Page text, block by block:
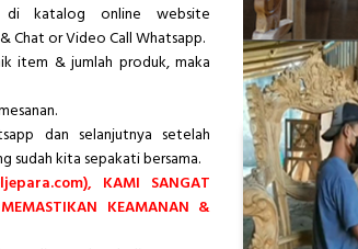
katalog online website
Chat or Video Call Whatsapp.
item & jumlah produk, maka
dan selanjutnya setelah
sudah kita sepakati bersama.
KAMI SANGAT
KEAMANAN &